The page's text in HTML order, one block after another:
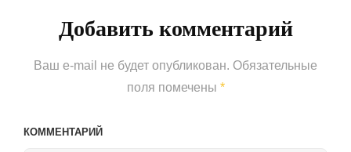
Добавить комментарий
Ваш e-mail не будет опубликован. Обязательные
поля помечены *
КОММЕНТАРИЙ